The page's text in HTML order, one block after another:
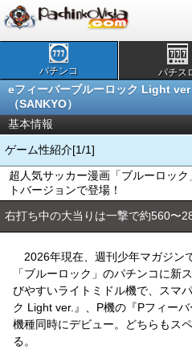
パチンコ パチス
eフィーバーブルーロック Light ver
（SANKYO）
基本情報
ゲーム性紹介[1/1]
超人気サッカー漫画「ブルーロッ
トバージョンで登場！
右打ち中の大当りは一撃で約560〜
2026年現在、週刊少年マガジン
「ブルーロック」のパチンコに新
びやすいライトミドル機で、スマ
ク Light ver.』、P機の『Pフィー
機種同時にデビュー。どちらもス
る。